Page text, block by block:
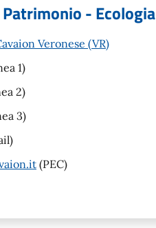
- Ecologia
Veronese (VR)
1)
2)
3)
(PEC)